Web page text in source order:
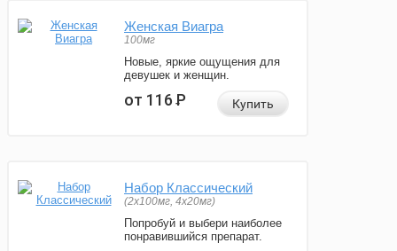
Женская Виагра
100мг
Новые, яркие ощущения для
девушек и женщин.
от 116Р Купить
Набор Классический
(2x100мг, 4x20мг)
Попробуй и выбери наиболее
понравившийся препарат.